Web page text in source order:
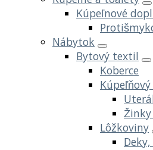
Kúpeľnové
Nábytok
Bytový textil
Koberce
Lôžkoviny